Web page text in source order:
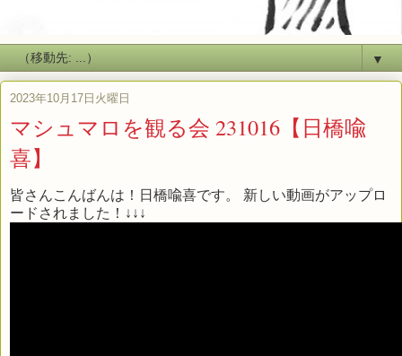
▼
2023年10月17日火曜日
マシュマロを観る会 231016【日橋喩
喜】
皆さんこんばんは！日橋喩喜です。 新しい動画がアップロ
ードされました！↓↓↓